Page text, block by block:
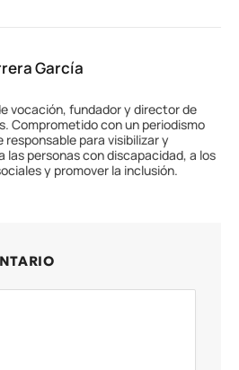
García
vocación, fundador y director de
Comprometido con un periodismo
responsable para visibilizar y
las personas con discapacidad, a los
y promover la inclusión.